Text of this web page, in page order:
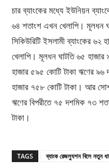
চার ব্যাংকের মধ্যে ইউনিয়ন
৬৪ শতাংশ এখন খেলাপি। মূলধন
সিকিউরিটি ইসলামী ব্যাংকের
খেলাপি। মূলধন ঘাটতি ৬৫
হাজার ৫৯৫ কোটি টাকা ঋণের
হাজার ৭৫৮ কোটি টাকা। আর
ঋণের বিপরীতে ৭৫ দশমিক ৭৩
টাকা।
TAGS ব্যাংক রেজল্যুশন বিলে নতুন